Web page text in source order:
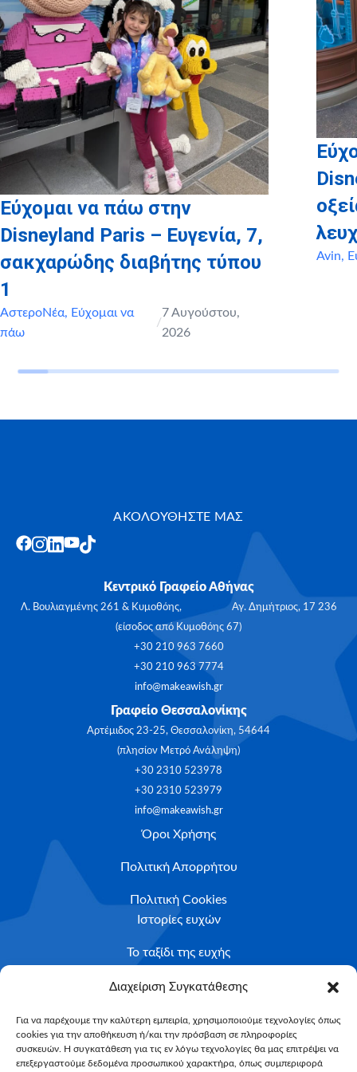
Διαχείριση Συγκατάθεσης
Για να παρέχουμε την καλύτερη εμπειρία, χρησιμοποιούμε τεχνολογίες όπως
cookies για την αποθήκευση ή/και την πρόσβαση σε πληροφορίες
συσκευών. Η συγκατάθεση για τις εν λόγω τεχνολογίες θα μας επιτρέψει να
επεξεργαστούμε δεδομένα προσωπικού χαρακτήρα, όπως συμπεριφορά
Εύχομαι να πάω στην
Disneyland Paris – Ευγενία, 7,
σακχαρώδης διαβήτης τύπου
1
ΑστεροΝέα, Εύχομαι να
πάω
/
7 Αυγούστου,
2026
Avin,
ΑΚΟΛΟΥΘΗΣΤΕ ΜΑΣ
Κεντρικό Γραφείο Αθήνας
Λ. Βουλιαγμένης 261 & Κυμοθόης, Αγ. Δημήτριος, 17 236
(είσοδος από Κυμοθόης 67)
+30 210 963 7660
+30 210 963 7774
info@makeawish.gr
Γραφείο Θεσσαλονίκης
Αρτέμιδος 23-25, Θεσσαλονίκη, 54644
(πλησίον Μετρό Ανάληψη)
+30 2310 523978
+30 2310 523979
info@makeawish.gr
Όροι Χρήσης
Πολιτική Απορρήτου
Πολιτική Cookies
Ιστορίες ευχών
Το ταξίδι της ευχής
Κριτήρια Καταλληλότητας
Υποβολή Αιτήματος
NEWSLETTER
Email*